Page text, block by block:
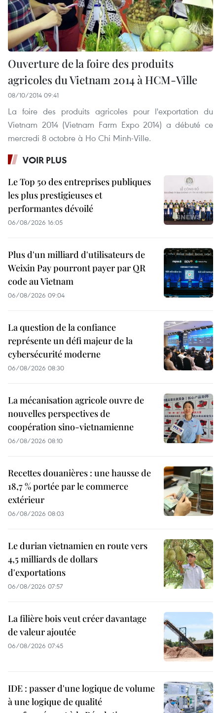
Ouverture de la foire des produits
agricoles du Vietnam 2014 à HCM-Ville
08/10/2014 09:41
La foire des produits agricoles pour l'exportation du
Vietnam 2014 (Vietnam Farm Expo 2014) a débuté ce
mercredi 8 octobre à Ho Chi Minh-Ville.
VOIR PLUS
Le Top 50 des entreprises publiques
les plus prestigieuses et
performantes dévoilé
06/08/2026 16:05
Plus d'un milliard d'utilisateurs de
Weixin Pay pourront payer par QR
code au Vietnam
06/08/2026 09:04
La question de la confiance
représente un défi majeur de la
cybersécurité moderne
06/08/2026 08:30
La mécanisation agricole ouvre de
nouvelles perspectives de
coopération sino-vietnamienne
06/08/2026 08:10
Recettes douanières : une hausse de
18,7 % portée par le commerce
extérieur
06/08/2026 08:03
Le durian vietnamien en route vers
4,5 milliards de dollars
d'exportations
06/08/2026 07:57
La filière bois veut créer davantage
de valeur ajoutée
06/08/2026 07:45
IDE : passer d'une logique de volume
à une logique de qualité